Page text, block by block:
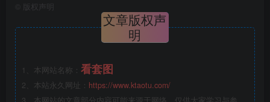
版权声明
文章版权声
明
1、本网站名称： 看套图
2、本站永久网址： https://www.ktaotu.com/